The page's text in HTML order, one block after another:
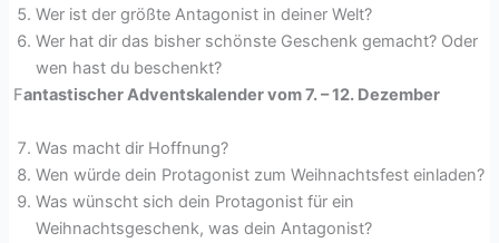
Wer ist der größte Antagonist in deiner Welt?
Wer hat dir das bisher schönste Geschenk gemacht? Oder
wen hast du beschenkt?
Fantastischer Adventskalender vom 7. – 12. Dezember
Was macht dir Hoffnung?
Wen würde dein Protagonist zum Weihnachtsfest einladen?
Was wünscht sich dein Protagonist für ein
Weihnachtsgeschenk, was dein Antagonist?